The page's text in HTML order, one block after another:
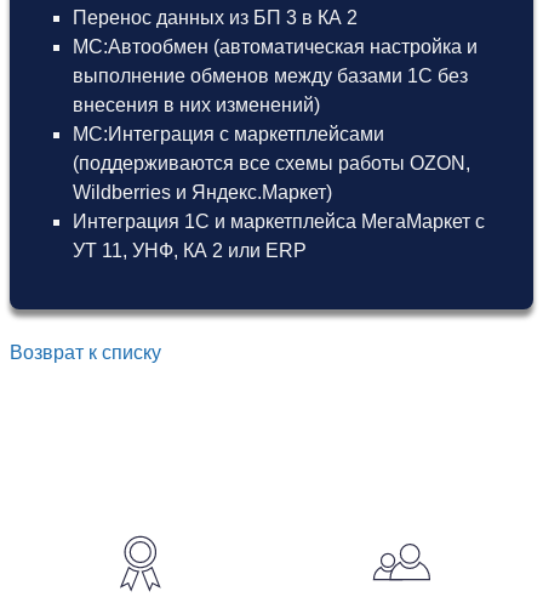
Перенос данных из БП 3 в КА 2
МС:Автообмен (автоматическая настройка и
выполнение обменов между базами 1С без
внесения в них изменений)
МС:Интеграция с маркетплейсами
(поддерживаются все схемы работы OZON,
Wildberries и Яндекс.Маркет)
Интеграция 1С и маркетплейса МегаМаркет с
УТ 11, УНФ, КА 2 или ERP
Возврат к списку